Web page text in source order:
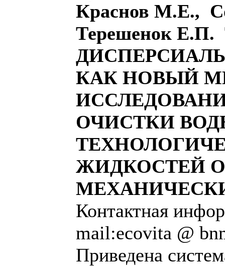
Краснов М.Е.,
Терешенок
КАК НОВЫЙ
ОЧИСТКИ
ЖИДКОСТЕЙ
Контактная
mail:ecovita @
Приведена